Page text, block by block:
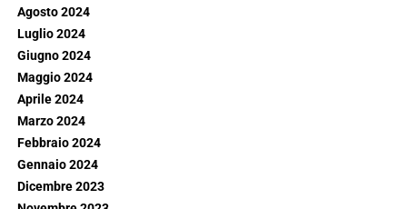
Agosto 2024
Luglio 2024
Giugno 2024
Maggio 2024
Aprile 2024
Marzo 2024
Febbraio 2024
Gennaio 2024
Dicembre 2023